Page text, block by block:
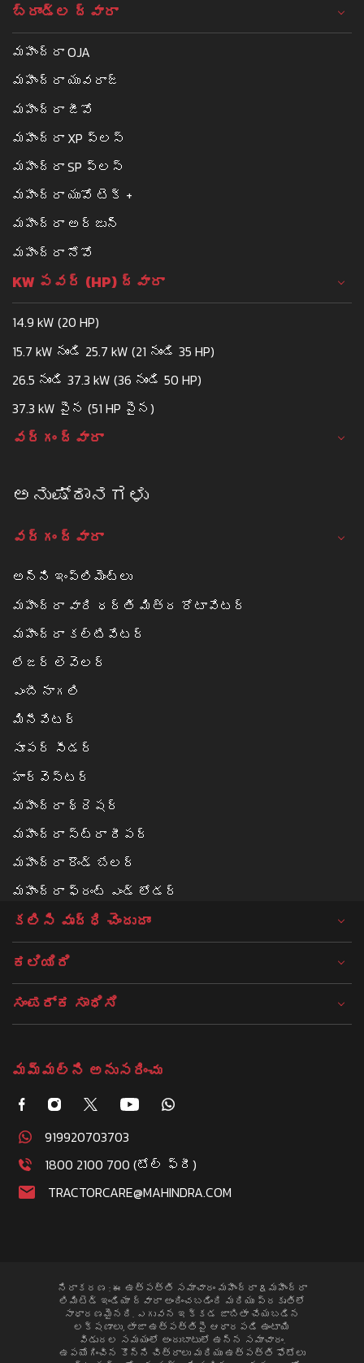
బ్రాండ్ల ద్వారా
మహీంద్రా OJA
మహీంద్రా యువరాజ్
మహీంద్రా జీవో
మహీంద్రా XP ప్లస్
మహీంద్రా SP ప్లస్
మహీంద్రా యువో టెక్ +
మహీంద్రా అర్జున్
మహీంద్రా నోవో
KW పవర్ (HP) ద్వారా
14.9 kW (20 HP)
15.7 kW నుండి 25.7 kW (21 నుండి 35 HP)
26.5 నుండి 37.3 kW (36 నుండి 50 HP)
37.3 kW పైన (51 HP పైన)
వర్గం ద్వారా
ಅನುಷ್ಠಾನಗಳು
వర్గం ద్వారా
అన్ని ఇంప్లిమెంట్లు
మహీంద్రా వారి ధర్తి మిత్ర రోటావేటర్
మహీంద్రా కల్టివేటర్
లేజర్ లెవెలర్
ఎంబీ నాగలి
మినీవేటర్
సూపర్ సీడర్
హార్వెస్టర్
మహీంద్రా థ్రెషర్
మహీంద్రా స్ట్రా రీపర్
మహీంద్రా రౌండ్ బేలర్‌
మహీంద్రా ఫ్రంట్ ఎండ్ లోడర్
కలిసి వృద్ధి చెందుదాం
ಕಲಿಯಿರಿ
ಸಂಪರ್ಕ ಸಾಧಿಸಿ
మమ్మల్ని అనుసరించు
919920703703
1800 2100 700 (టోల్ ఫ్రీ)
TRACTORCARE@MAHINDRA.COM
నిరాకరణ : ఈ ఉత్పత్తి సమాచారం మహీంద్రా & మహీంద్రా
లిమిటెడ్ ఇండియా ద్వారా అందించబడింది మరియు ప్రకృతిలో
సాధారణమైనది. ఎగువన ఇక్కడ జాబితా చేయబడిన
లక్షణాలు, తాజా ఉత్పత్తిపై ఆధారపడి ఉంటాయి
విడుదల సమయంలో అందుబాటులో ఉన్న సమాచారం.
ఉపయోగించిన కొన్ని చిత్రాలు మరియు ఉత్పత్తి ఫోటోలు